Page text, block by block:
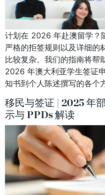
计划在 2026 年赴澳留学？
严格的拒签规则以及详细的
比较复杂。我们的指南将帮
2026 年澳大利亚学生签证
知书到个人陈述撰写的各个
移民与签证 | 2025 年
示与 PPDs 解读